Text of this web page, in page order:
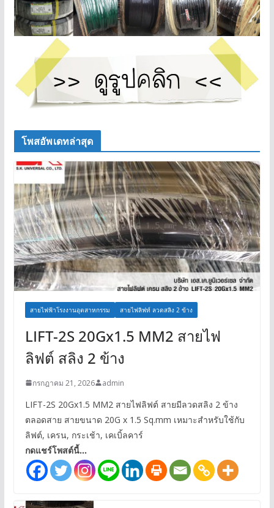
โพสอัพเดทล่าสุด
สายไฟฟ้าโรงงานอุตสาหกรรม สายไฟลิฟท์ ลวดสลิง 2 ข้าง
LIFT-2S 20Gx1.5 MM2 สายไฟ
ลิฟต์ สลิง 2 ข้าง
กรกฎาคม 21, 2026 admin
LIFT-2S 20Gx1.5 MM2 สายไฟลิฟต์ สายมีลวดสลิง 2 ข้าง
ตลอดสาย สายขนาด 20G x 1.5 Sq.mm เหมาะสำหรับใช้กับ
ลิฟต์, เครน, กระเช้า, เคเบิ้ลคาร์
กดแชร์โพสต์นี้...